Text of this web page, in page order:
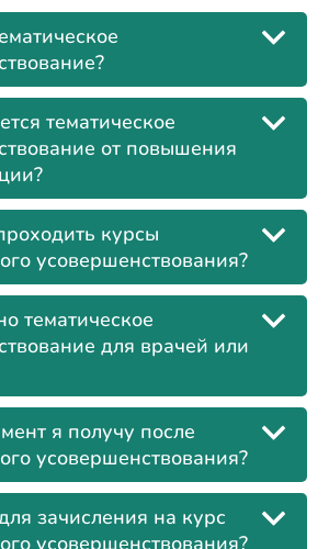
тематическое
от повышения
курсы
усовершенствования?
тематическое
для врачей или
я получу после
усовершенствования?
зачисления на курс
усовершенствования?